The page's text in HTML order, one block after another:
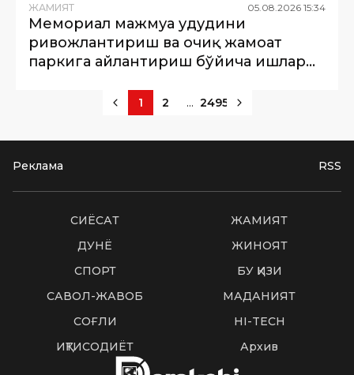
ЖАМИЯТ 05 08 2026 15:34
Мемориал мажмуа ҳудудини
ривожлантириш ва очиқ жамоат
паркига айлантириш бўйича ишлар
1 2 ... 2495
Реклама RSS
СИËСАТ
ЖАМИЯТ
ДУНË
ЖИНОЯТ
СПОРТ
БУ ҚИЗИҚ
САВОЛ-ЖАВОБ
МАДАНИЯТ
СОҒЛИҚ
HI-TECH
ИҚТИСОДИЁТ
Архив